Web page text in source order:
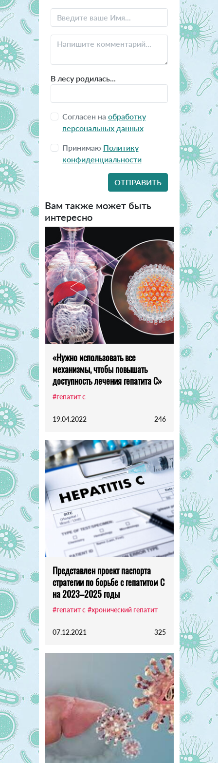
В лесу родилась...
Согласен на обработку
персональных данных
Принимаю Политику
конфиденциальности
Вам также может быть
интересно
«Нужно использовать все
механизмы, чтобы повышать
доступность лечения гепатита С»
#гепатит с
19.04.2022 246
Представлен проект паспорта
стратегии по борьбе с гепатитом C
на 2023–2025 годы
#гепатит с #хронический гепатит
07.12.2021 325